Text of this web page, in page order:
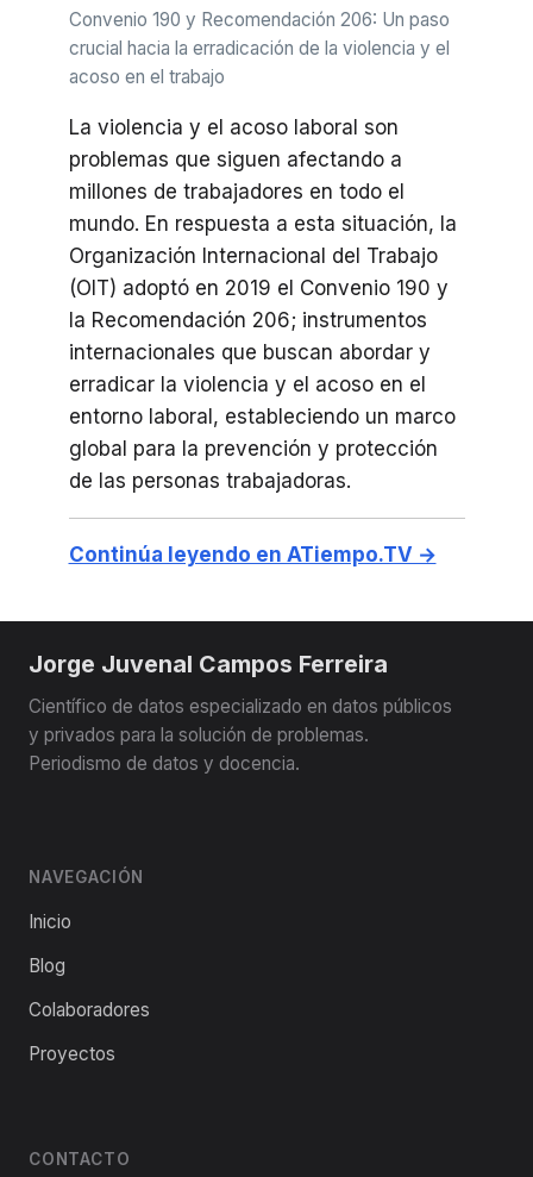
Convenio 190 y Recomendación 206: Un paso
crucial hacia la erradicación de la violencia y el
acoso en el trabajo
La violencia y el acoso laboral son
problemas que siguen afectando a
millones de trabajadores en todo el
mundo. En respuesta a esta situación, la
Organización Internacional del Trabajo
(OIT) adoptó en 2019 el Convenio 190 y
la Recomendación 206; instrumentos
internacionales que buscan abordar y
erradicar la violencia y el acoso en el
entorno laboral, estableciendo un marco
global para la prevención y protección
de las personas trabajadoras.
Continúa leyendo en ATiempo.TV →
Jorge Juvenal Campos Ferreira
Científico de datos especializado en datos públicos
y privados para la solución de problemas.
Periodismo de datos y docencia.
NAVEGACIÓN
Inicio
Blog
Colaboradores
Proyectos
CONTACTO